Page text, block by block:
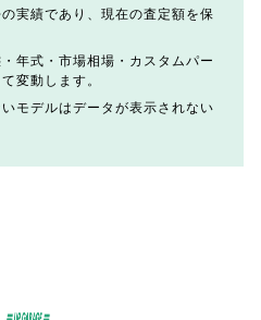
実績であり、現在の査定額を保
年式・市場相場・カスタムパー
変動します。
モデルはデータが表示されない